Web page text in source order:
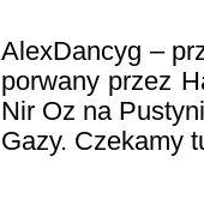
AlexDancyg –
porwany przez
Nir Oz na
Gazy. Czekamy